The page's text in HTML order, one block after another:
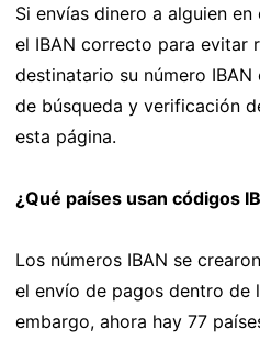
Si envías dinero a alguien
el IBAN correcto para evitar
destinatario su número
de búsqueda y verificación
esta página.
¿Qué países usan códigos
Los números IBAN se
el envío de pagos dentro de
embargo, ahora hay 77